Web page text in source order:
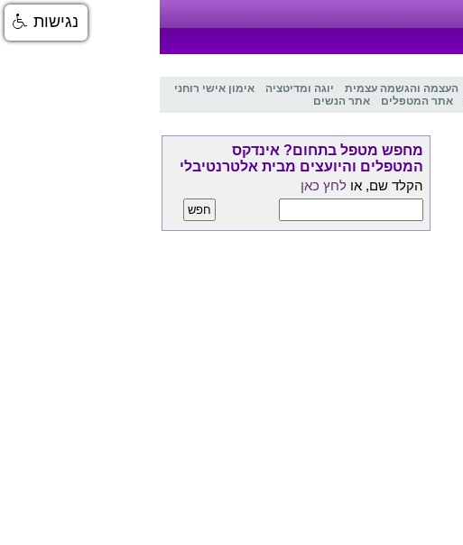
העצמה והגשמה עצמית יוגה ומדיטציה
אימון אישי רוחני
אתר המטפלים אתר הנשים
מחפש מטפל בתחום? אינדקס
המטפלים והיועצים מבית אלטרנטיבלי
הקלד שם, או לחץ כאן
נגישות